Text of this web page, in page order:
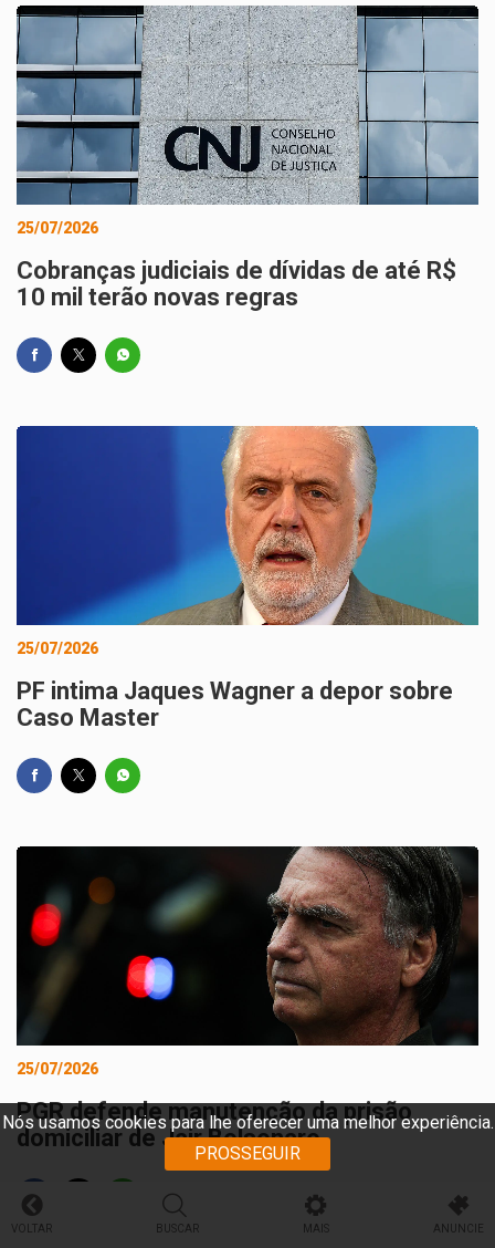
Nós usamos cookies para lhe oferecer uma melhor experiência.
PROSSEGUIR
25/07/2026
Cobranças judiciais de dívidas de até R$
10 mil terão novas regras
25/07/2026
PF intima Jaques Wagner a depor sobre
Caso Master
25/07/2026
PGR defende manutenção da prisão
domiciliar de Jair Bolsonaro
VOLTAR BUSCAR MAIS ANUNCIE